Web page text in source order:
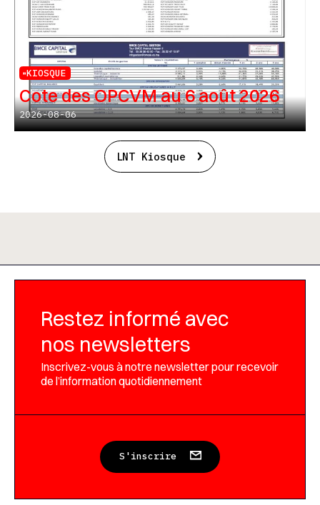
KIOSQUE
Cote des OPCVM au 6 août 2026
2026-08-06
LNT Kiosque
Restez informé avec
nos newsletters
Inscrivez-vous à notre newsletter pour recevoir
de l’information quotidiennement
S'inscrire